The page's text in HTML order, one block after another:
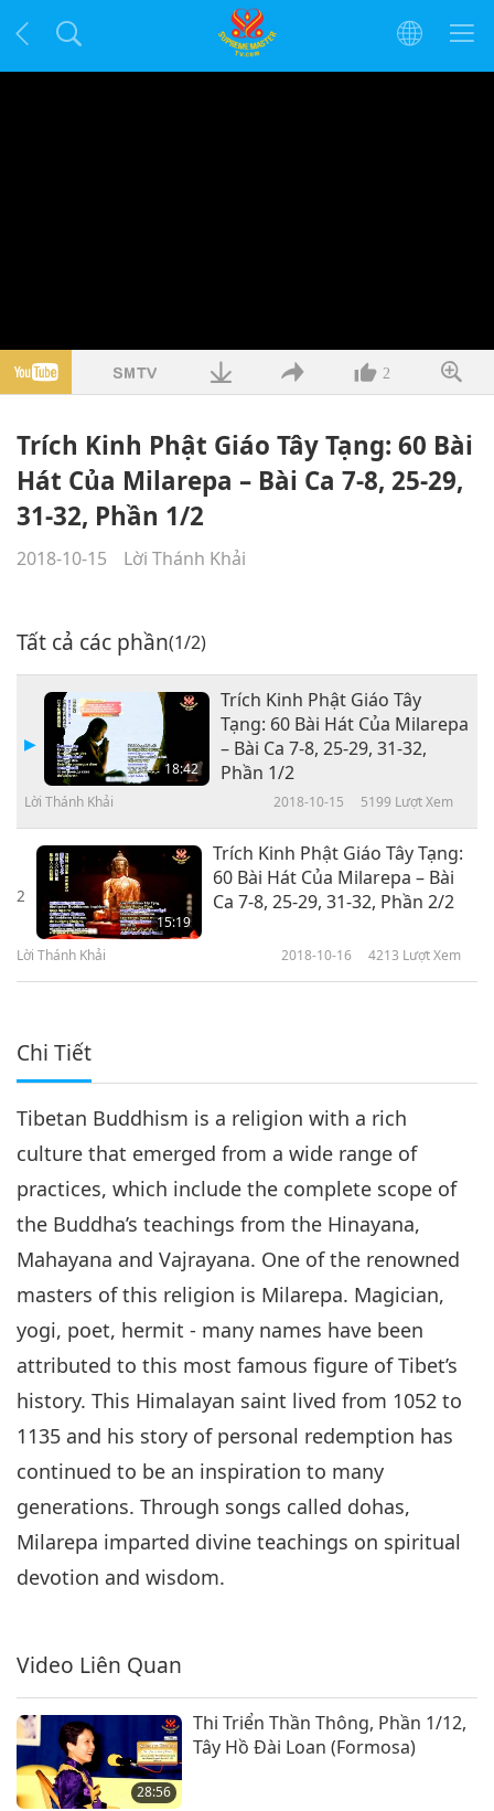
2
Trích Kinh Phật Giáo Tây Tạng: 60 Bài
Hát Của Milarepa – Bài Ca 7-8, 25-29,
31-32, Phần 1/2
2018-10-15 Lời Thánh Khải
Tất cả các phần(1/2)
18:42
Trích Kinh Phật Giáo Tây
Tạng: 60 Bài Hát Của Milarepa
– Bài Ca 7-8, 25-29, 31-32,
Phần 1/2
Lời Thánh Khải 2018-10-15 5199 Lượt Xem
2
15:19
Trích Kinh Phật Giáo Tây Tạng:
60 Bài Hát Của Milarepa – Bài
Ca 7-8, 25-29, 31-32, Phần 2/2
Lời Thánh Khải 2018-10-16 4213 Lượt Xem
Chi Tiết
Tibetan Buddhism is a religion with a rich
culture that emerged from a wide range of
practices, which include the complete scope of
the Buddha’s teachings from the Hinayana,
Mahayana and Vajrayana. One of the renowned
masters of this religion is Milarepa. Magician,
yogi, poet, hermit - many names have been
attributed to this most famous figure of Tibet’s
history. This Himalayan saint lived from 1052 to
1135 and his story of personal redemption has
continued to be an inspiration to many
generations. Through songs called dohas,
Milarepa imparted divine teachings on spiritual
devotion and wisdom.
Video Liên Quan
28:56
Thi Triển Thần Thông, Phần 1/12,
Tây Hồ Đài Loan (Formosa)